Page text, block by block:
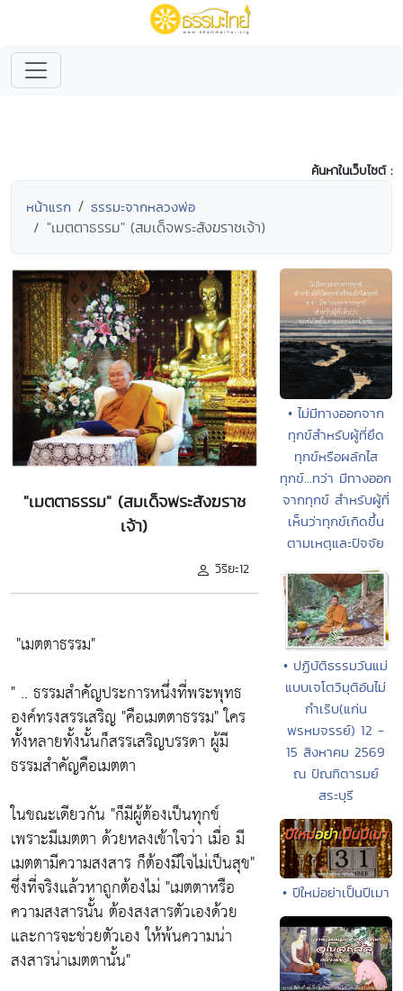
ค้นหาในเว็บไซต์ :
หน้าแรก ธรรมะจากหลวงพ่อ
"เมตตาธรรม" (สมเด็จพระสังฆราชเจ้า)
"เมตตาธรรม" (สมเด็จพระสังฆราช
เจ้า)
วิริยะ12
"เมตตาธรรม"
" .. ธรรมสำคัญประการหนึ่งที่พระพุทธ
องค์ทรงสรรเสริญ "คือเมตตาธรรม"ใคร
ทั้งหลายทั้งนั้นก็สรรเสริญบรรดา ผู้มี
ธรรมสำคัญคือเมตตา
ในขณะเดียวกัน "ก็มีผู้ต้องเป็นทุกข์
เพราะมีเมตตา ด้วยหลงเข้าใจว่า เมื่อ มี
เมตตามีความสงสาร ก็ต้องมีใจไม่เป็นสุข"
ซึ่งที่จริงแล้วหาถูกต้องไม่ "เมตตาหรือ
ความสงสารนั้น ต้องสงสารตัวเองด้วย
และการจะช่วยตัวเอง ให้พ้นความน่า
สงสารน่าเมตตานั้น"
• ไม่มีทางออกจาก
ทุกข์สำหรับผู้ที่ยึด
ทุกข์หรือผลักไส
ทุกข์...ทว่า มีทางออก
จากทุกข์ สำหรับผู้ที่
เห็นว่าทุกข์เกิดขึ้น
ตามเหตุและปัจจัย
• ปฏิบัติธรรมวันแม่
แบบเจโตวิมุติอันไม่
กำเริบ(แก่น
พรหมจรรย์) 12 -
15 สิงหาคม 2569
ณ ปัณฑิตารมย์
สระบุรี
• ปีใหม่อย่าเป็นปีเมา